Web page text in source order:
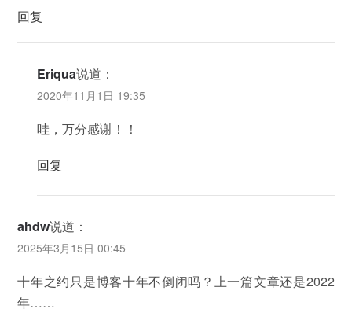
回复
Eriqua说道：
2020年11月1日 19:35
哇，万分感谢！！
回复
ahdw说道：
2025年3月15日 00:45
十年之约只是博客十年不倒闭吗？上一篇文章还是2022
年……